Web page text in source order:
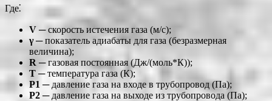
Где⁚
V ─ скорость истечения газа (м/с);
γ─ показатель адиабаты для газа (безразмерная
величина);
R ─ газовая постоянная (Дж/(моль*К));
T ─ температура газа (К);
P1 ─ давление газа на входе в трубопровод (Па);
P2 ─ давление газа на выходе из трубопровода (Па);